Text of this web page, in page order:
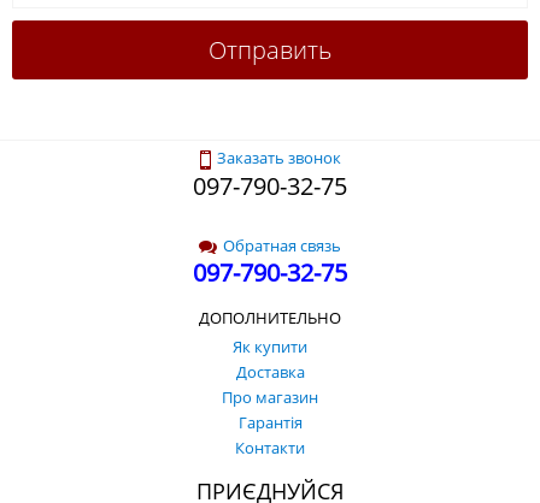
Заказать звонок
097-790-32-75
Обратная связь
097-790-32-75
ДОПОЛНИТЕЛЬНО
Як купити
Доставка
Про магазин
Гарантія
Контакти
ПРИЄДНУЙСЯ